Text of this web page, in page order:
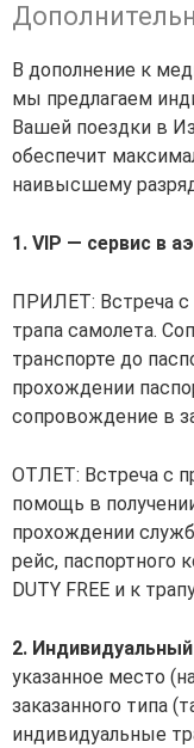
В дополнение к
мы предлагаем
Вашей поездки в
обеспечит
наивысшему
1. VIP — сервис в
ПРИЛЕТ: Встреча с
трапа самолета.
транспорте до
прохождении
сопровождение в
ОТЛЕТ: Встреча с
помощь в
прохождении
рейс, паспортного
DUTY FREE и к
2.
указанное место
заказанного типа
индивидуальные